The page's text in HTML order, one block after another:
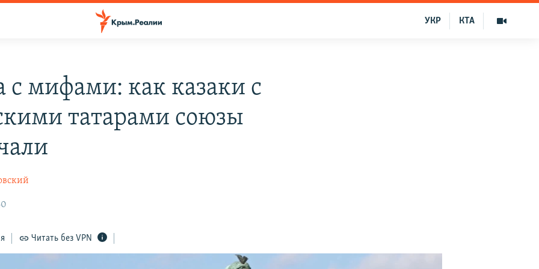
КТА
УКР
с мифами: как казаки с
татарами союзы
Читать без VPN